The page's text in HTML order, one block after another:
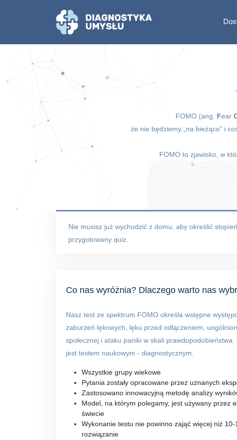
FOMO (ang. Fear
że nie będziemy „na bieżąco” i
FOMO to zjawisko, w
Nie musisz już wychodzić z domu, aby określić
przygotowany quiz.
Co nas wyróżnia? Dlaczego warto nas
Nasz test ze spektrum FOMO określa wstępne
zaburzeń lękowych, lęku przed odłączeniem,
społecznej i ataku paniki w skali
jest testem naukowym - diagnostycznym.
Wszystkie grupy wiekowe
Pytania zostały opracowane przez uznanych
Zastosowano innowacyjną metodę analizy
Model, na którym polegamy, jest używany przez
świecie
Wykonanie testu nie powinno zająć więcej niż
rozwiązanie